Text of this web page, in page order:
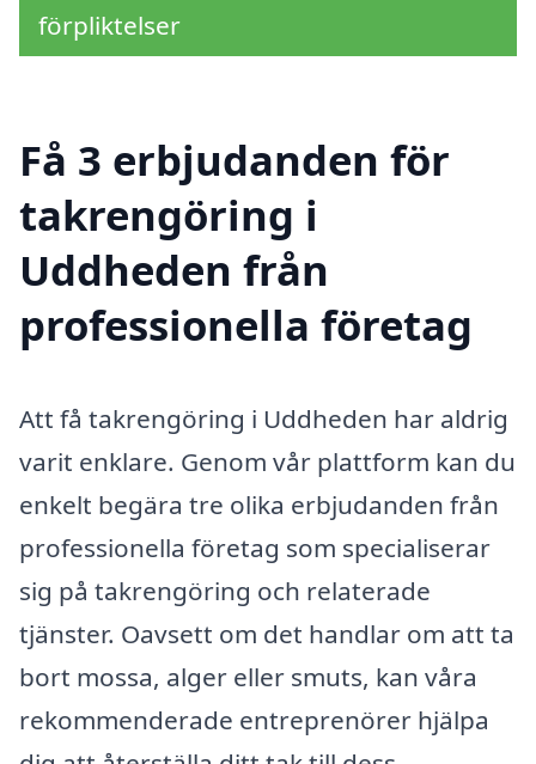
förpliktelser
Få 3 erbjudanden för
takrengöring i
Uddheden från
professionella företag
Att få takrengöring i Uddheden har aldrig
varit enklare. Genom vår plattform kan du
enkelt begära tre olika erbjudanden från
professionella företag som specialiserar
sig på takrengöring och relaterade
tjänster. Oavsett om det handlar om att ta
bort mossa, alger eller smuts, kan våra
rekommenderade entreprenörer hjälpa